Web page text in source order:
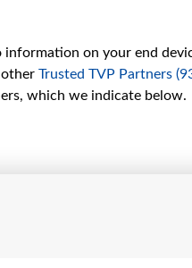
on your end
Trusted TVP Partners
which we indicate below.